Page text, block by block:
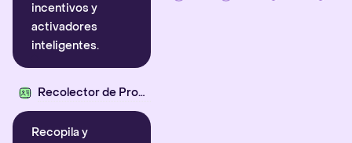
incentivos y
activadores
inteligentes.
Recolector de Propiedades
Recopila y